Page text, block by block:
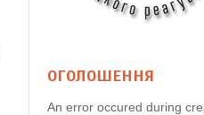
ОГОЛОШЕННЯ
An error occured during